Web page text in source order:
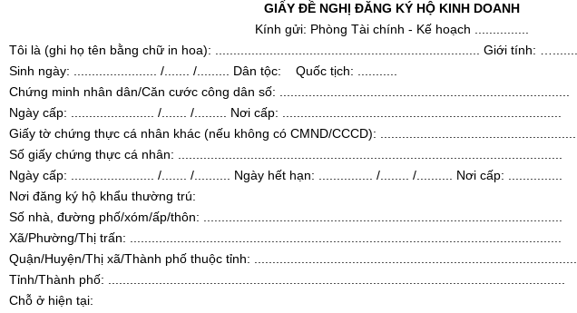
GIẤY ĐỀ NGHỊ ĐĂNG KÝ HỘ KINH DOANH
Kính gửi: Phòng Tài chính - Kế hoạch ...............
Tôi là (ghi họ tên bằng chữ in hoa): ......................................................................... Giới tính: ….......
Sinh ngày: ....................... /....... /......... Dân tộc: Quốc tịch: ...........
Chứng minh nhân dân/Căn cước công dân số: ................................................................................
Ngày cấp: ....................... /....... /......... Nơi cấp: .............................................................................
Giấy tờ chứng thực cá nhân khác (nếu không có CMND/CCCD): ........................................................
Số giấy chứng thực cá nhân: ..........................................................................................................
Ngày cấp: ....................... /....... /.......... Ngày hết hạn: ............... /........ /.......... Nơi cấp: ...............
Nơi đăng ký hộ khẩu thường trú:
Số nhà, đường phố/xóm/ấp/thôn: ...................................................................................................
Xã/Phường/Thị trấn: .......................................................................................................................
Quận/Huyện/Thị xã/Thành phố thuộc tỉnh: .........................................................................................
Tỉnh/Thành phố: ..............................................................................................................................
Chỗ ở hiện tại: